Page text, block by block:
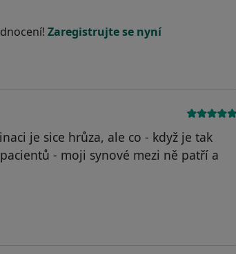
byl odstraněn
Zaregistrujte se nyní
je sice hrůza, ale co - když je tak
- moji synové mezi ně patří a